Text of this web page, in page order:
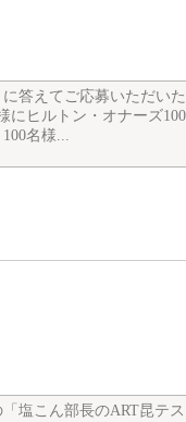
答えてご応募いただい
にヒルトン・オナーズ
名様...
塩こん部長のART昆テス